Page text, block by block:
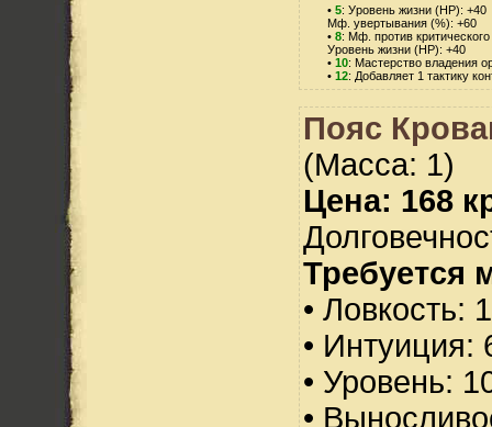
• 5: Уровень жизни (HP): +40
Мф. увертывания (%): +60
• 8: Мф. против
Уровень жизни (HP): +40
• 10: Мастерство владения
• 12: Добавляет 1 тактику
Пояс
(Масса: 1)
Цена: 168
Требуется
• Ловкость:
• Интуиция:
• Уровень:
•